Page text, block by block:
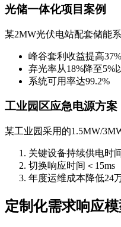
光储一体化项目案例
某2MW光伏电站配套储能
峰谷套利收益提高37%
弃光率从18%降至5%
系统可用率达99.2%
工业园区应急电源方案
某工业园采用的1.5MW/
关键设备持续供电时
切换响应时间＜15ms
年度运维成本降低24
定制化需求响应